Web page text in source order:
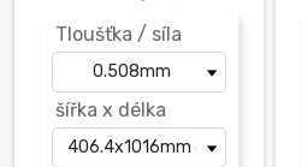
Tloušťka / síla
šířka x délka